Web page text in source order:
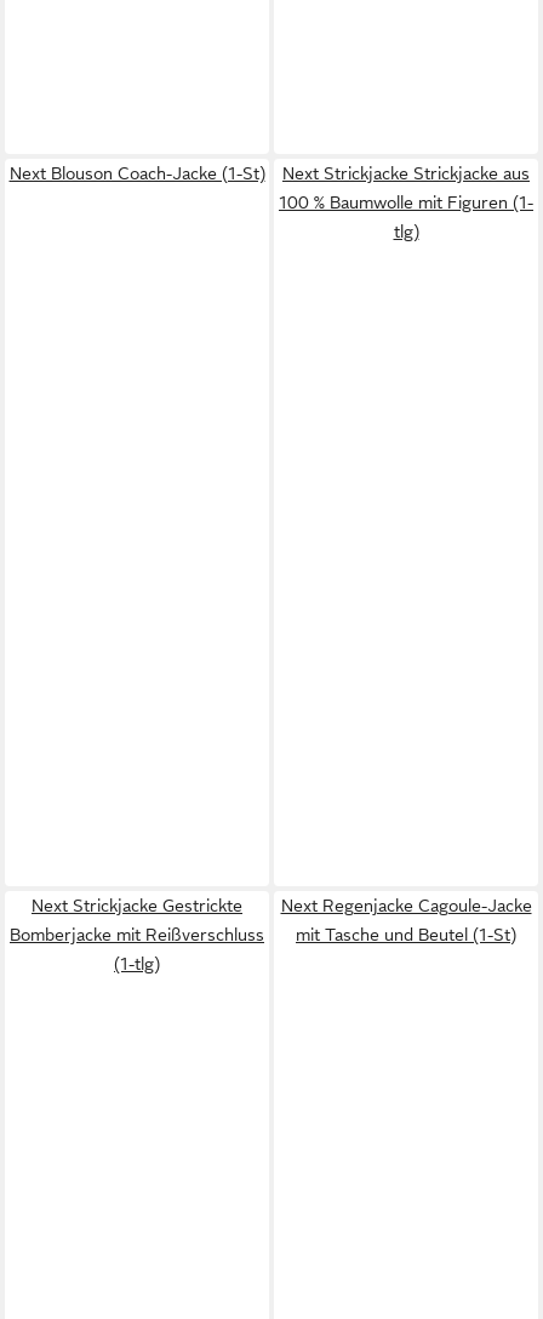
Next Blouson Coach-Jacke (1-St)
Next Strickjacke Strickjacke aus
100 % Baumwolle mit Figuren (1-
tlg)
Next Strickjacke Gestrickte
Bomberjacke mit Reißverschluss
(1-tlg)
Next Regenjacke Cagoule-Jacke
mit Tasche und Beutel (1-St)